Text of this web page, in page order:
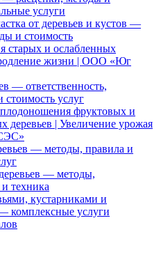
услуги
от деревьев и кустов —
и стоимость
старых и ослабленных
жизни | ООО «Юг
— ответственность,
стоимость услуг
фруктовых и
деревьев | Увеличение урожая
— методы, правила и
— методы,
техника
кустарниками и
комплексные услуги